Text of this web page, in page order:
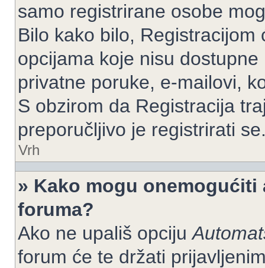
samo registrirane osobe
Bilo kako bilo,
opcijama koje nisu
privatne poruke, e-mailovi,
S obzirom da Registracija
preporučljivo je registrirati
Vrh
» Kako mogu
foruma?
Ako ne upališ opciju
forum će te držati